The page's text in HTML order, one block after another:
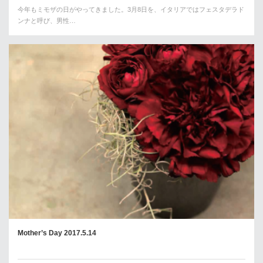
今年もミモザの日がやってきました。3月8日を、イタリアではフェスタデラド
ンナと呼び、男性…
Mother’s Day 2017.5.14